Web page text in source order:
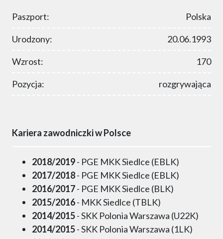
Paszport: Polska
Urodzony: 20.06.1993
Wzrost: 170
Pozycja: rozgrywająca
Kariera zawodniczki w Polsce
2018/2019- PGE MKK Siedlce (EBLK)
2017/2018- PGE MKK Siedlce (EBLK)
2016/2017- PGE MKK Siedlce (BLK)
2015/2016- MKK Siedlce (TBLK)
2014/2015- SKK Polonia Warszawa (U22K)
2014/2015- SKK Polonia Warszawa (1LK)